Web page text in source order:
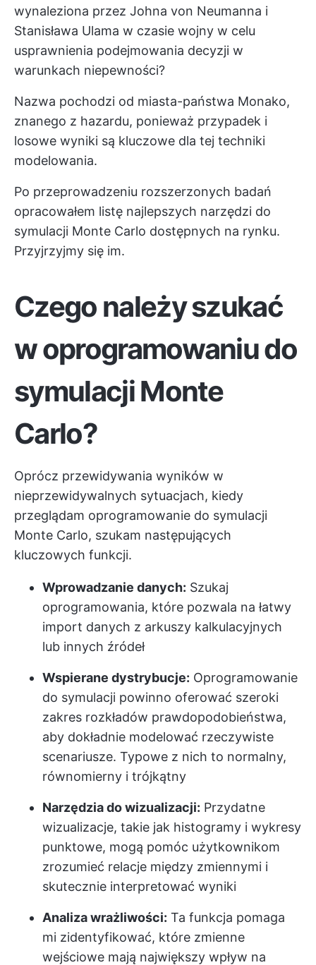
wynaleziona przez Johna von Neumanna i
Stanisława Ulama w czasie wojny w celu
usprawnienia podejmowania decyzji w
warunkach niepewności?
Nazwa pochodzi od miasta-państwa Monako,
znanego z hazardu, ponieważ przypadek i
losowe wyniki są kluczowe dla tej techniki
modelowania.
Po przeprowadzeniu rozszerzonych badań
opracowałem listę najlepszych narzędzi do
symulacji Monte Carlo dostępnych na rynku.
Przyjrzyjmy się im.
Czego należy szukać
w oprogramowaniu do
symulacji Monte
Carlo?
Oprócz przewidywania wyników w
nieprzewidywalnych sytuacjach, kiedy
przeglądam oprogramowanie do symulacji
Monte Carlo, szukam następujących
kluczowych funkcji.
Wprowadzanie danych: Szukaj
oprogramowania, które pozwala na łatwy
import danych z arkuszy kalkulacyjnych
lub innych źródeł
Wspierane dystrybucje: Oprogramowanie
do symulacji powinno oferować szeroki
zakres rozkładów prawdopodobieństwa,
aby dokładnie modelować rzeczywiste
scenariusze. Typowe z nich to normalny,
równomierny i trójkątny
Narzędzia do wizualizacji: Przydatne
wizualizacje, takie jak histogramy i wykresy
punktowe, mogą pomóc użytkownikom
zrozumieć relacje między zmiennymi i
skutecznie interpretować wyniki
Analiza wrażliwości: Ta funkcja pomaga
mi zidentyfikować, które zmienne
wejściowe mają największy wpływ na